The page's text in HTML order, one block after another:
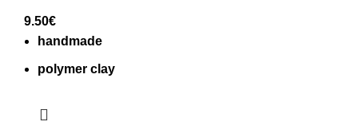
9.50€
handmade
polymer clay